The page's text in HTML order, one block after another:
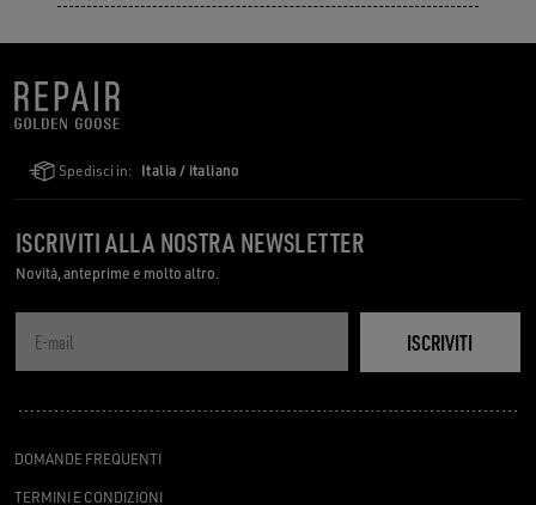
Spedisci in: Italia / italiano
DOMANDE FREQUENTI
TERMINI E CONDIZIONI
ISCRIVITI ALLA NOSTRA NEWSLETTER
Novità, anteprime e molto altro.
ISCRIVITI